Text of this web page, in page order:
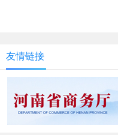
友情链接